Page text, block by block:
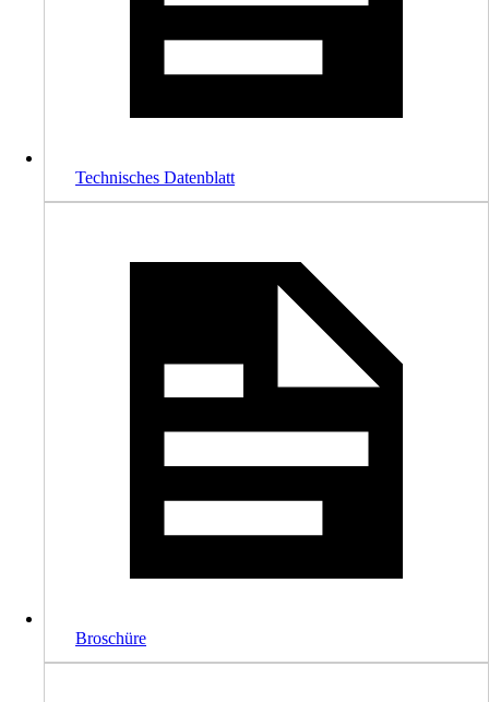
Technisches Datenblatt
Broschüre